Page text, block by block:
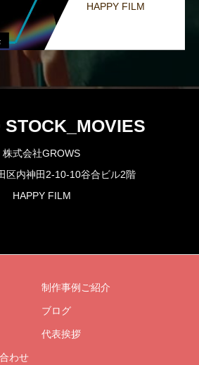
HAPPY FILM
STOCK_MOVIES
株式会社GROWS
区内神田2-10-10谷合ビル2階
HAPPY FILM
制作事例ご紹介
ブログ
代表挨拶
わせ